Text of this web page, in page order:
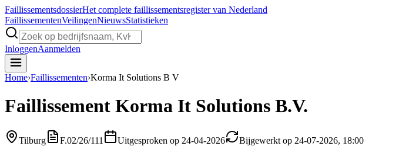
FaillissementsdossierHet complete faillissementsregister van Nederland
FaillissementenVeilingenNieuwsStatistieken
InloggenAanmelden
Home›Faillissementen›Korma It Solutions B V
Faillissement Korma It Solutions B.V.
Tilburg F.02/26/111 Uitgesproken op 24-04-2026 Bijgewerkt op 24-07-2026, 18:00